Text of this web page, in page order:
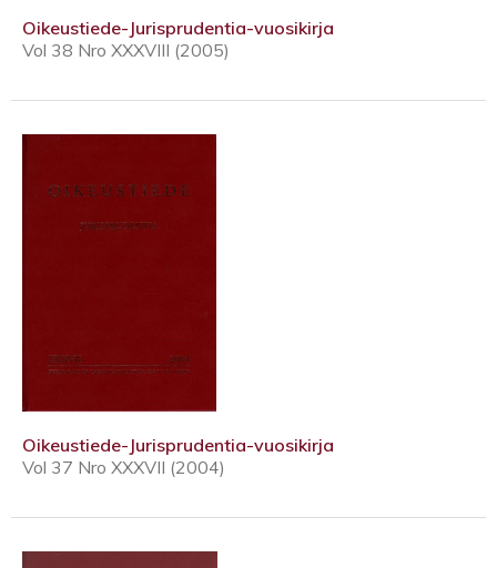
Oikeustiede-Jurisprudentia-vuosikirja
Vol 38 Nro XXXVIII (2005)
Oikeustiede-Jurisprudentia-vuosikirja
Vol 37 Nro XXXVII (2004)